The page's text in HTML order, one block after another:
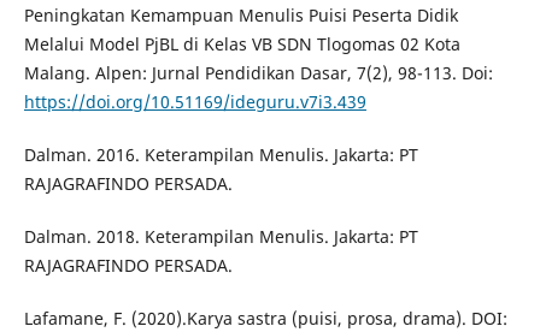
Peningkatan Kemampuan Menulis Puisi Peserta Didik
Melalui Model PjBL di Kelas VB SDN Tlogomas 02 Kota
Malang. Alpen: Jurnal Pendidikan Dasar, 7(2), 98-113. Doi:
https://doi.org/10.51169/ideguru.v7i3.439
Dalman. 2016. Keterampilan Menulis. Jakarta: PT
RAJAGRAFINDO PERSADA.
Dalman. 2018. Keterampilan Menulis. Jakarta: PT
RAJAGRAFINDO PERSADA.
Lafamane, F. (2020).Karya sastra (puisi, prosa, drama). DOI: